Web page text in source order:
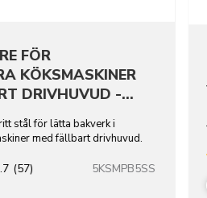
FÖR
KÖKSMASKINER
DRIVHUVUD -
stål för lätta bakverk i
med fällbart drivhuvud.
(57) 5KSMPB5SS